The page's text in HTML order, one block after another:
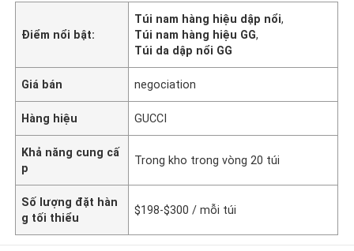
Điểm nổi bật:
Túi nam hàng hiệu dập nổi,
Túi nam hàng hiệu GG,
Túi da dập nổi GG
Giá bán negociation
Hàng hiệu GUCCI
Khả năng cung cấ
p
Trong kho trong vòng 20 túi
Số lượng đặt hàn
g tối thiểu
$198-$300 / mỗi túi